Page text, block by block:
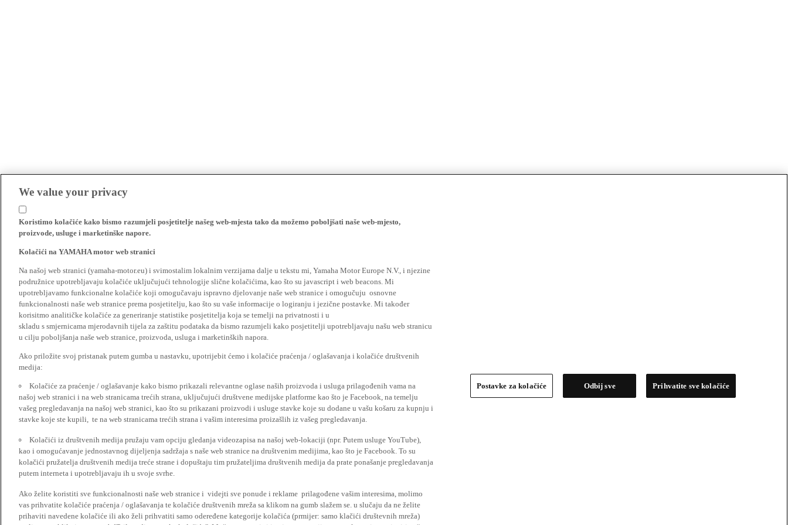
We value your privacy
Koristimo kolačiće kako bismo razumjeli posjetitelje našeg web-mjesta tako da možemo poboljšati naše web-mjesto,
proizvode, usluge i marketinške napore.
Kolačići na YAMAHA motor web stranici
Na našoj web stranici (yamaha-motor.eu) i svimostalim lokalnim verzijama dalje u tekstu mi, Yamaha Motor Europe N.V., i njezine
podružnice upotrebljavaju kolačiće uključujući tehnologije slične kolačićima, kao što su javascript i web beacons. Mi
upotrebljavamo funkcionalne kolačiće koji omogučavaju ispravno djelovanje naše web stranice i omogučuju osnovne
funkcionalnosti naše web stranice prema posjetitelju, kao što su vaše informacije o logiranju i jezične postavke. Mi također
korisitmo analitičke kolačiće za generiranje statistike posjetitelja koja se temelji na privatnosti i u
skladu s smjernicama mjerodavnih tijela za zaštitu podataka da bismo razumjeli kako posjetitelji upotrebljavaju našu web stranicu
u cilju poboljšanja naše web stranice, proizvoda, usluga i marketinških napora.
Ako priložite svoj pristanak putem gumba u nastavku, upotrijebit ćemo i kolačiće praćenja / oglašavanja i kolačiće društvenih
medija:
Kolačiće za praćenje / oglašavanje kako bismo prikazali relevantne oglase naših proizvoda i usluga prilagođenih vama na
našoj web stranici i na web stranicama trećih strana, uključujući društvene medijske platforme kao što je Facebook, na temelju
vašeg pregledavanja na našoj web stranici, kao što su prikazani proizvodi i usluge stavke koje su dodane u vašu košaru za kupnju i
stavke koje ste kupili, te na web stranicama trećih strana i vašim interesima proizašlih iz vašeg pregledavanja.
Kolačići iz društvenih medija pružaju vam opciju gledanja videozapisa na našoj web-lokaciji (npr. Putem usluge YouTube),
kao i omogućavanje jednostavnog dijeljenja sadržaja s naše web stranice na društvenim medijima, kao što je Facebook. To su
kolačići pružatelja društvenih medija treće strane i dopuštaju tim pružateljima društvenih medija da prate ponašanje pregledavanja
putem interneta i upotrebljavaju ih u svoje svrhe.
Ako želite koristiti sve funkcionalnosti naše web stranice i videjti sve ponude i reklame prilagođene vašim interesima, molimo
vas prihvatite kolačiće praćenja / oglašavanja te kolačiće društvenih mreža sa klikom na gumb slažem se. u slučaju da ne želite
prihaviti navedene kolačiće ili ako želi prihvatiti samo odeređene kategorije kolačića (prmijer: samo klačići društevnih mreža)
Postavke za kolačiće Odbij sve Prihvatite sve kolačiće